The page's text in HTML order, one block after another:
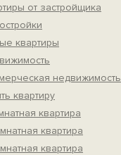
от застройщика
квартиры
недвижимость
квартиру
квартира
квартира
квартира